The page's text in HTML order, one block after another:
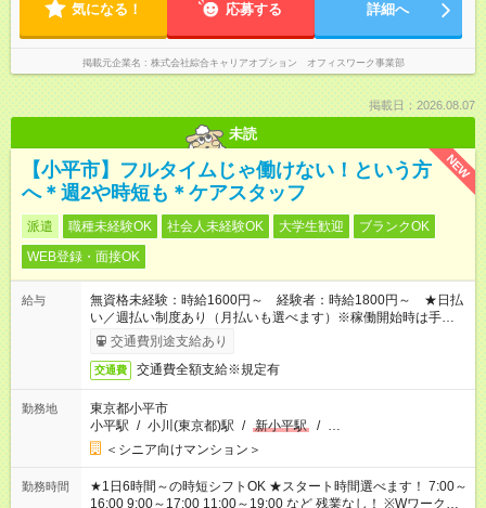
気になる！ 応募する 詳細へ
掲載元企業名 株式会社綜合キャリアオプション オフィスワーク事業部
掲載日：2026.08.07
未読
NEW
【小平市】フルタイムじゃ働けない！という方
へ＊週2や時短も＊ケアスタッフ
派遣 職種未経験OK 社会人未経験OK 大学生歓迎
ブランクOK
WEB登録・面接OK
給与
無資格未経験：時給1600円～ 経験者：時給1800円～ ★日払
い／週払い制度あり（月払いも選べます）※稼働開始時は手続き
完了次第のお支払いとなります。
交通費別途支給あり
交通費 交通費全額支給※規定有
勤務地
東京都小平市
小平駅 / 小川(東京都)駅 / 新小平駅 / …
＜シニア向けマンション＞
勤務時間
★1日6時間～の時短シフトOK ★スタート時間選べます！ 7:00～
16:00 9:00～17:00 11:00～19:00 など 残業なし！ ※Wワークの